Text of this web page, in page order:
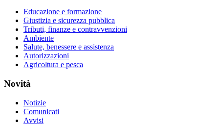
Educazione e formazione
Giustizia e sicurezza pubblica
Tributi, finanze e contravvenzioni
Ambiente
Salute, benessere e assistenza
Autorizzazioni
Agricoltura e pesca
Novità
Notizie
Comunicati
Avvisi